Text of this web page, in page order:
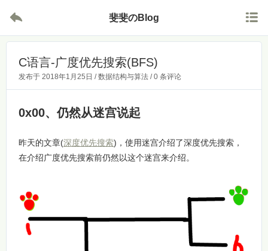
 斐斐のBlog 
C语言-广度优先搜索(BFS)
发布于 2018年1月25日 /数据结构与算法 /0 条评论
0x00、仍然从迷宫说起
昨天的文章(深度优先搜索)，使用迷宫介绍了深度优先搜索，
在介绍广度优先搜索前仍然以这个迷宫来介绍。